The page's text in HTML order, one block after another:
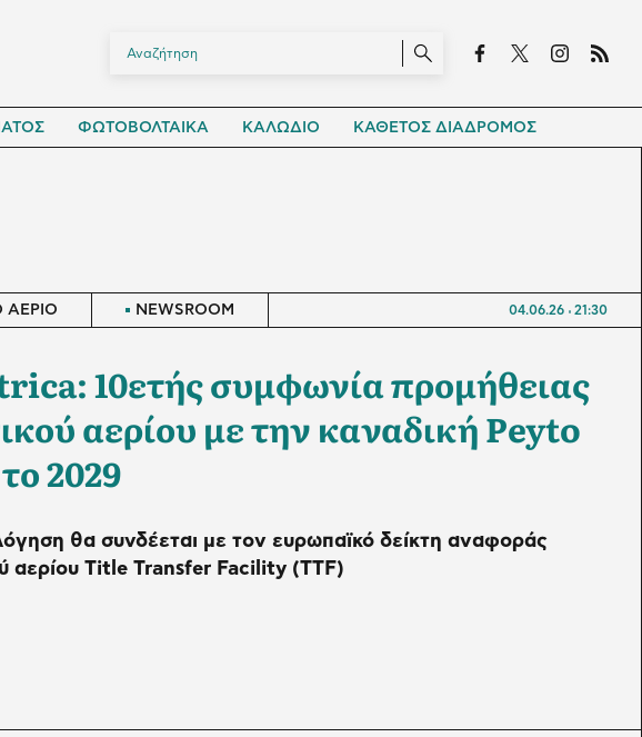
ΦΩΤΟΒΟΛΤΑΙΚΑ ΚΑΛΩΔΙΟ ΚΑΘΕΤΟΣ ΔΙΑΔΡΟΜΟΣ
ΑΕΡΙΟ NEWSROOM 04.06.26 21:30
10ετής συμφωνία προμήθειας
αερίου με την καναδική Peyto
2029
θα συνδέεται με τον ευρωπαϊκό δείκτη αναφοράς
αερίου Title Transfer Facility (TTF)